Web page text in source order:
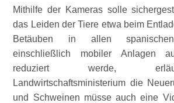
Mithilfe der Kameras solle
das Leiden der Tiere etwa beim
Betäuben in allen spanischen
einschließlich mobiler Anlagen
reduziert werde,
Landwirtschaftsministerium die
und Schweinen müsse auch eine